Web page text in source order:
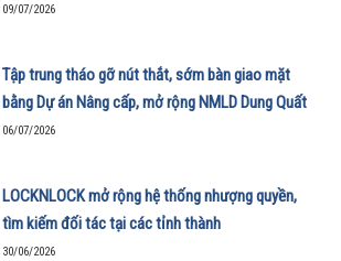
09/07/2026
Tập trung tháo gỡ nút thắt, sớm bàn giao mặt
bằng Dự án Nâng cấp, mở rộng NMLD Dung Quất
06/07/2026
LOCKNLOCK mở rộng hệ thống nhượng quyền,
tìm kiếm đối tác tại các tỉnh thành
30/06/2026